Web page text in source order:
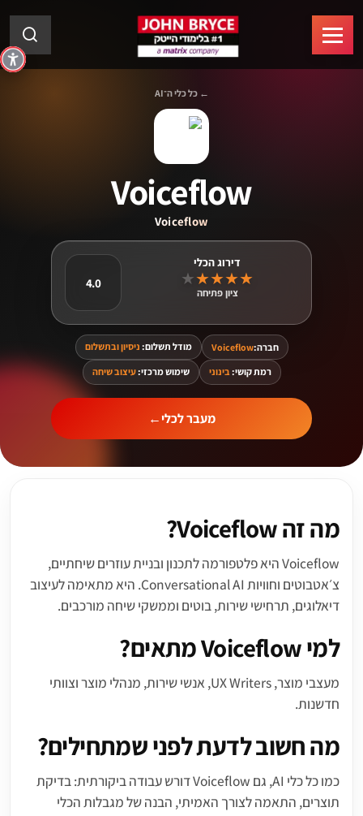
← כל כלי ה־AI
Voiceflow
Voiceflow
4.0 ★
★
★
★
★
ציון פתיחה
חברה:Voiceflow מודל תשלום: ניסיון ובתשלום
רמת קושי:בינוני שימוש מרכזי:עיצוב שיחה
מעבר לכלי←
מה זה Voiceflow?
Voiceflow היא פלטפורמה לתכנון ובניית עוזרים שיחתיים,
צ׳אטבוטים וחוויות Conversational AI. היא מתאימה לעיצוב
דיאלוגים, תרחישי שירות, בוטים וממשקי שיחה מורכבים.
למי Voiceflow מתאים?
מעצבי מוצר, UX Writers, אנשי שירות, מנהלי מוצר וצוותי
חדשנות.
מה חשוב לדעת לפני שמתחילים?
כמו כל כלי AI, גם Voiceflow דורש עבודה ביקורתית: בדיקת
תוצרים, התאמה לצורך האמיתי, הבנה של מגבלות הכלי